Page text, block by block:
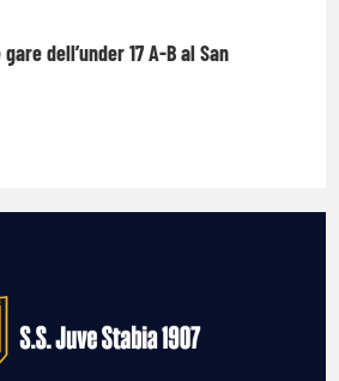
dell’under 17 A-B al San